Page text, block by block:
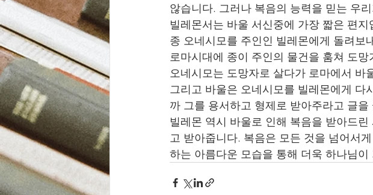
않습니다. 그러나 복음의 능력을 믿는 우
빌레몬서는 바울 서신중에 가장 짧은 편
종 오네시모를 주인인 빌레몬에게 돌려보
로마시대에 종이 주인의 물건을 훔쳐 도
오네시모는 도망자로 살다가 로마에서 바
그리고 바울은 오네시모를 빌레몬에게 다
까 그를 용서하고 형제로 받아주라고 글을
빌레몬 역시 바울로 인해 복음을 받아드
고 받아줍니다. 복음은 모든 것을 넘어서
하는 아름다운 모습을 통해 더욱 하나님